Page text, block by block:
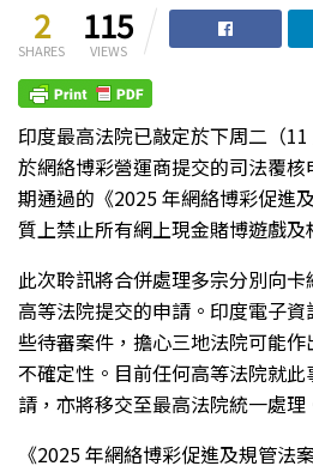
2
SHARES
115
VIEWS
印度最高法院已敲定於下周二（
於網絡博彩營運商提交的司法覆
期通過的《2025 年網絡博彩促進
質上禁止所有網上現金賭博遊戲及
此次聆訊將合併處理多宗分別向
高等法院提交的申請。印度電子
些待審案件，擔心三地法院可能
不確定性。目前任何高等法院就
請，亦將移交至最高法院統一處理
《2025 年網絡博彩促進及規管法